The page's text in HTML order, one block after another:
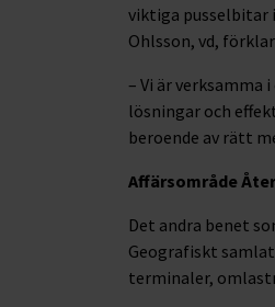
viktiga pusselbitar
Ohlsson, vd,
– Vi är verksamma
lösningar och
beroende av rätt
Affärsområde
Det andra benet
Geografiskt
terminaler,